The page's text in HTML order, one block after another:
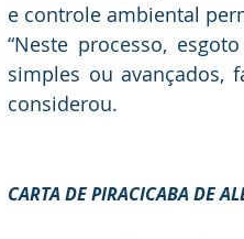
e controle ambiental
“Neste processo,
simples ou avançados,
considerou.
CARTA DE PIRACICABA DE